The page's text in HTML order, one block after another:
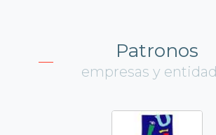
Patronos
empresas y